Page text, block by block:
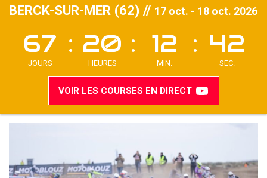
PARTENAIRES
les engagements
BERCK-SUR-MER (62) // 17 oct. - 18 oct. 2026
67 20 12 40
VOIR LES COURSES EN DIRECT